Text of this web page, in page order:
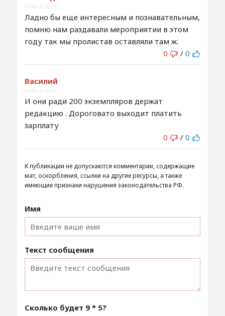
10:00 / 31.10.2017
Ладно бы еще интересным и познавательным,
помню нам раздавали мероприятии в этом
году так мы пролистав оставляли там ж.
0
/ 0
Василий
11:47 / 31.10.2017
И они ради 200 экземпляров держат
редакцию . Дороговато выходит платить
зарплату
0
/ 0
К публикации не допускаются комментарии, содержащие
мат, оскорбления, ссылки на другие ресурсы, а также
имеющие признаки нарушения законодательства РФ.
Имя
Текст сообщения
Сколько будет 9 * 5?